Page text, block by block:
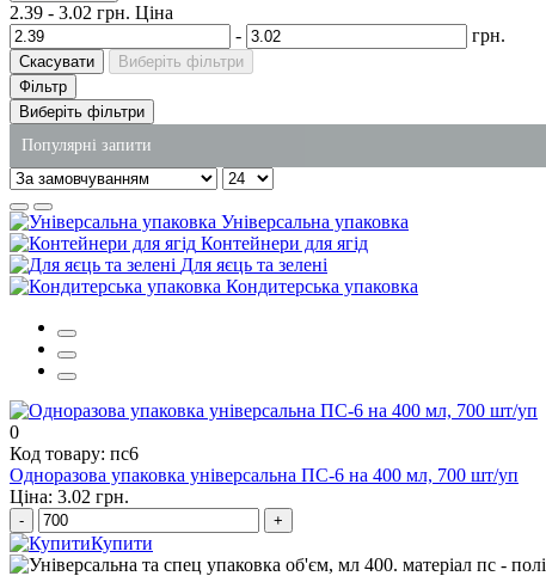
2.39 - 3.02 грн. Ціна
-
грн.
Скасувати
Виберіть фільтри
Фільтр
Виберіть фільтри
Популярні запити
коробка для локшини
упаковка для салатів ціна
замовити пакети поліетиленові
купити оптом пакети для сміття
засіб для видалення жиру з плити
Універсальна упаковка
Контейнери для ягід
Для яєць та зелені
Кондитерська упаковка
0
Код товару: пс6
Одноразова упаковка універсальна ПС-6 на 400 мл, 700 шт/уп
Ціна: 3.02 грн.
- +
Купити